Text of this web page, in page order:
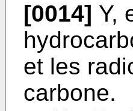
[0014] Y,
et les
carbone.